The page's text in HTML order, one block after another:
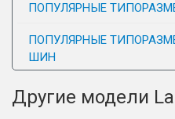
ПОПУЛЯРНЫЕ
ПОПУЛЯРНЫЕ
ШИН
Другие модели